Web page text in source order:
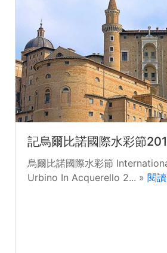
記烏爾比諾國際水彩節
烏爾比諾國際水彩節
Urbino In Acquerello 2... » 閱